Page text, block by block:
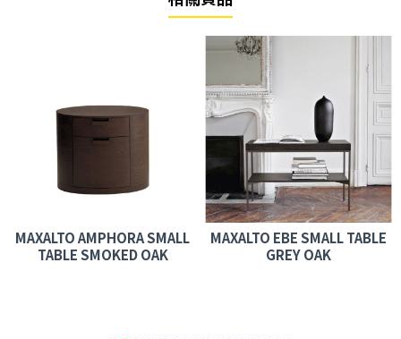
MAXALTO AMPHORA SMALL
TABLE SMOKED OAK
MAXALTO EBE SMALL TABLE
GREY OAK